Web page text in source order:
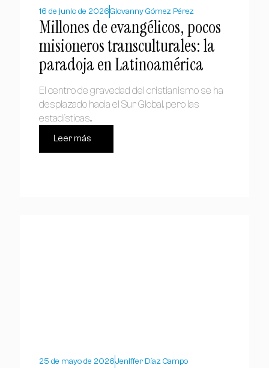
16 de junio de 2026Giovanny Gómez Pérez
Millones de evangélicos, pocos
misioneros transculturales: la
paradoja en Latinoamérica
El centro de gravedad del cristianismo se ha
desplazado hacia el Sur Global, pero las
estadísticas...
Leer más
25 de mayo de 2026Jeniffer Díaz Campo